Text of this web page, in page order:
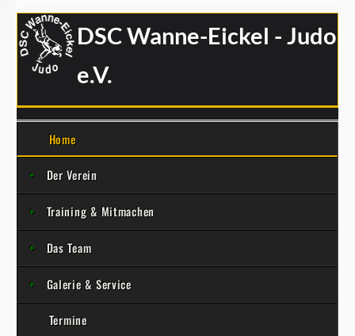
DSC Wanne-Eickel - Judo
e.V.
Home
Der Verein
Training & Mitmachen
Das Team
Galerie & Service
Termine